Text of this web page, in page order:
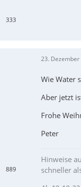
333
889
23.
Wie Water
Aber jetzt
Frohe
Peter
Hinweise
schneller